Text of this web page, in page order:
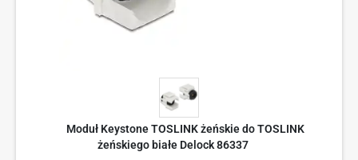
Moduł Keystone TOSLINK żeńskie do TOSLINK
żeńskiego białe Delock 86337